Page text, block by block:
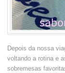
Depois da nossa
voltando a rotina e
sobremesas